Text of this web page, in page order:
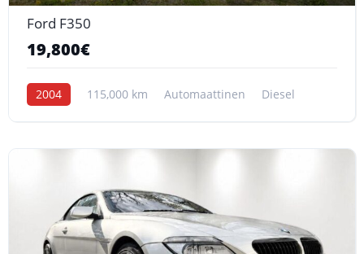
Ford F350
19,800€
2004 115,000 km Automaattinen Diesel